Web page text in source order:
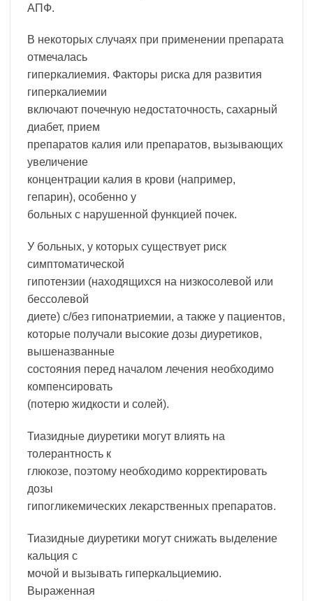
АПФ.
В некоторых случаях при применении препарата
отмечалась
гиперкалиемия. Факторы риска для развития
гиперкалиемии
включают почечную недостаточность, сахарный
диабет, прием
препаратов калия или препаратов, вызывающих
увеличение
концентрации калия в крови (например,
гепарин), особенно у
больных с нарушенной функцией почек.
У больных, у которых существует риск
симптоматической
гипотензии (находящихся на низкосолевой или
бессолевой
диете) с/без гипонатриемии, а также у пациентов,
которые получали высокие дозы диуретиков,
вышеназванные
состояния перед началом лечения необходимо
компенсировать
(потерю жидкости и солей).
Тиазидные диуретики могут влиять на
толерантность к
глюкозе, поэтому необходимо корректировать
дозы
гипогликемических лекарственных препаратов.
Тиазидные диуретики могут снижать выделение
кальция с
мочой и вызывать гиперкальциемию.
Выраженная